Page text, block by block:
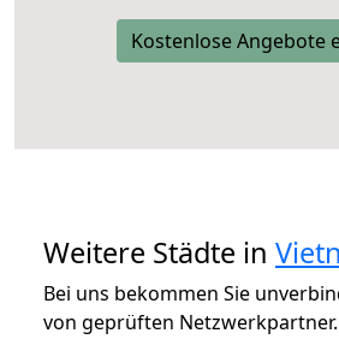
Kostenlose Angebote
Weitere Städte in
Bei uns bekommen Sie
von geprüften Netzwerkpartner.